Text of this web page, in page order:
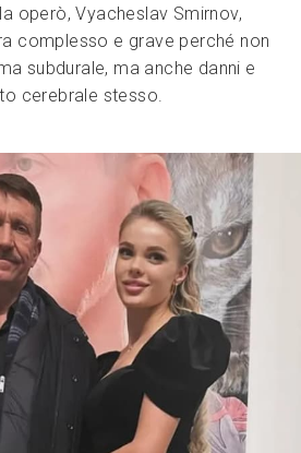
operò, Vyacheslav Smirnov,
complesso e grave perché non
subdurale, ma anche danni e
cerebrale stesso.